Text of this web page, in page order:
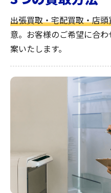
出張買取・宅配買取・店頭
意。お客様のご希望に合
案いたします。